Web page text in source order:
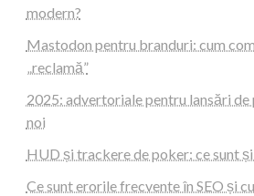
modern?
Mastodon pentru branduri: cum
„reclamă”
2025: advertoriale pentru lansări de
noi
HUD și trackere de poker: ce sunt
Ce sunt erorile frecvente în SEO și